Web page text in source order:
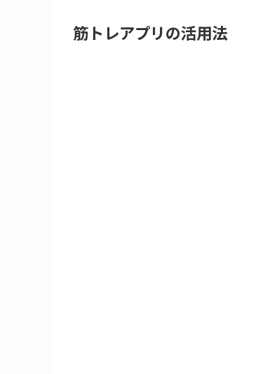
筋トレアプリの活用法